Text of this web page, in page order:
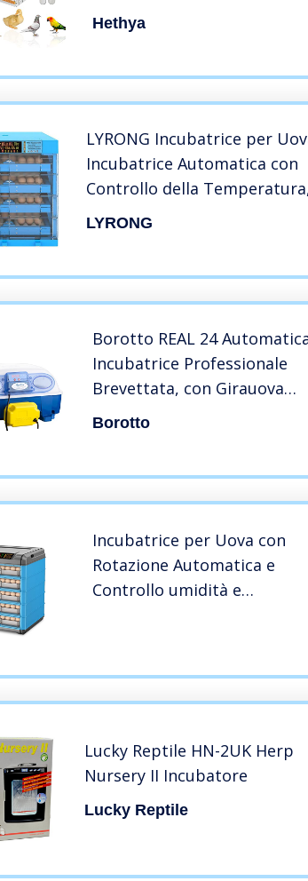
Incubatrice Digitale per
Uova per Uso Domestico
Hethya
LYRONG Incubatrice per
Incubatrice Automatica con
Controllo della
Rotazione Automatica, per
LYRONG
Borotto REAL 24
Incubatrice Professionale
Brevettata, con Girauova
Automatico – per 24 Uova o
Borotto
Incubatrice per Uova con
Rotazione Automatica e
Controllo umidità e
Lucky Reptile HN-2UK Herp
Nursery II Incubatore
Lucky Reptile